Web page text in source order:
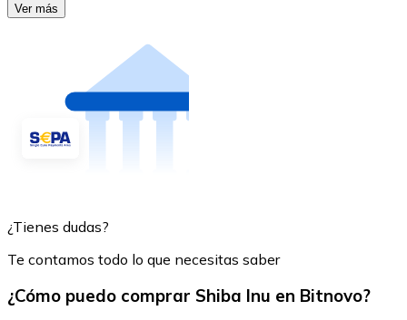
Ver más
¿Tienes dudas?
Te contamos todo lo que necesitas saber
¿Cómo puedo comprar Shiba Inu en Bitnovo?